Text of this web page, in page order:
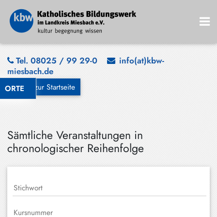
ORTE
Tel. 08025 / 99 29-0
info(at)kbw-
miesbach.de
zurück zur Startseite
Sämtliche Veranstaltungen in
chronologischer Reihenfolge
Bad
Wiessee
Bayrischzell
Darching
Elbach
Gmund
Großhartpenning
Hausham